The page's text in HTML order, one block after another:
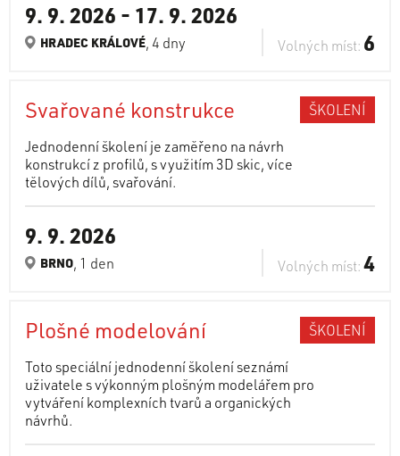
9. 9. 2026 - 17. 9. 2026
HRADEC KRÁLOVÉ, 4 dny Volných míst: 6
Svařované konstrukce
ŠKOLENÍ
Jednodenní školení je zaměřeno na návrh
konstrukcí z profilů, s využitím 3D skic, více
tělových dílů, svařování.
9. 9. 2026
BRNO, 1 den Volných míst:4
Plošné modelování
ŠKOLENÍ
Toto speciální jednodenní školení seznámí
uživatele s výkonným plošným modelářem pro
vytváření komplexních tvarů a organických
návrhů.